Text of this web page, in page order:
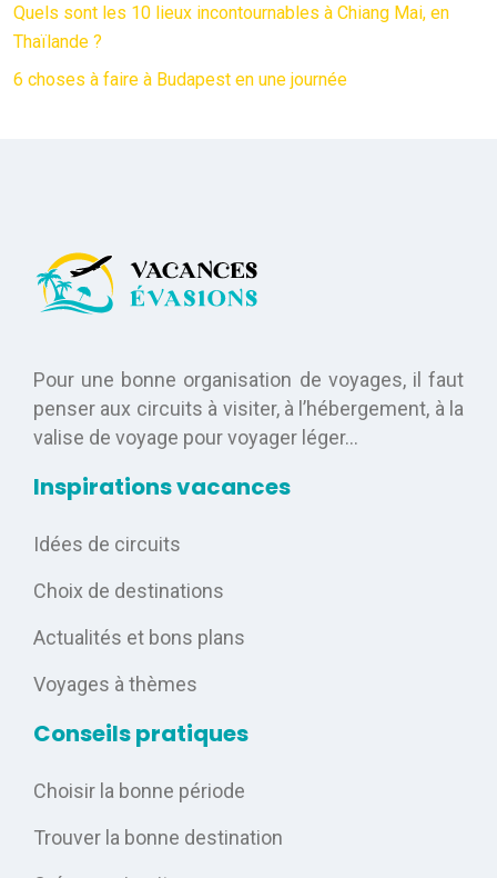
Quels sont les 10 lieux incontournables à Chiang Mai, en
Thaïlande ?
6 choses à faire à Budapest en une journée
Pour une bonne organisation de voyages, il faut
penser aux circuits à visiter, à l’hébergement, à la
valise de voyage pour voyager léger…
Inspirations vacances
Idées de circuits
Choix de destinations
Actualités et bons plans
Voyages à thèmes
Conseils pratiques
Choisir la bonne période
Trouver la bonne destination